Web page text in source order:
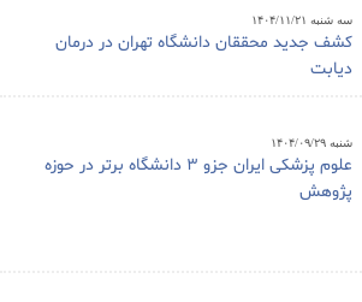
سه شنبه ۱۴۰۴/۱۱/۲۱
کشف جدید محققان دانشگاه تهران در درمان
دیابت
شنبه ۱۴۰۴/۰۹/۲۹
علوم پزشکی ایران جزو ۳ دانشگاه برتر در حوزه
پژوهش